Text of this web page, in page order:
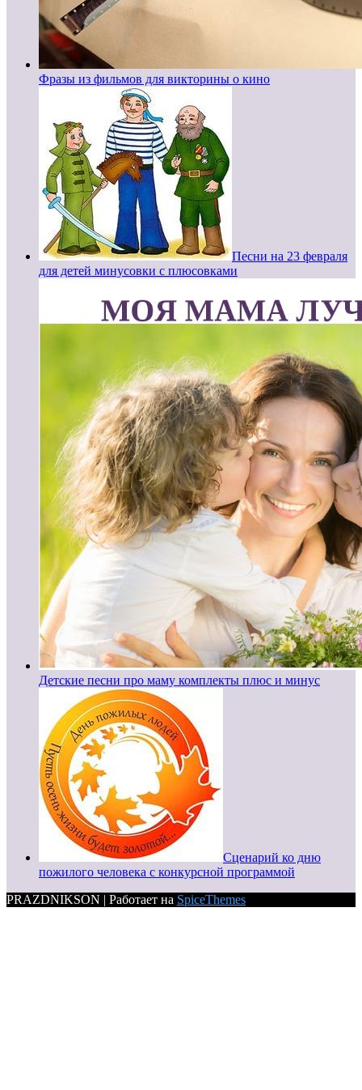
Фразы из фильмов для викторины о кино
Песни на 23 февраля
для детей минусовки с плюсовками
Детские песни про маму комплекты плюс и минус
Сценарий ко дню
пожилого человека с конкурсной программой
PRAZDNIKSON | Работает на SpiceThemes